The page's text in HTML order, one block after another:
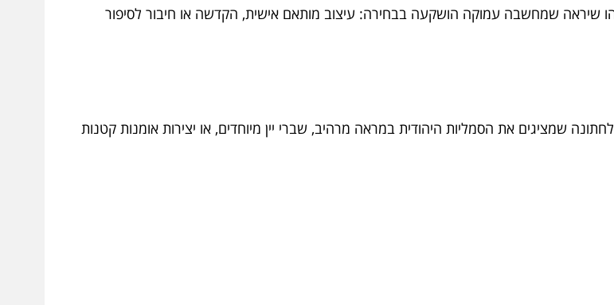
שיראה שמחשבה עמוקה הושקעה בבחירה: עיצוב מותאם אישית, הקדשה או חיבור לסיפור
שמציגים את הסמליות היהודית במראה מרהיב, שברי יין מיוחדים, או יצירות אומנות קטנות